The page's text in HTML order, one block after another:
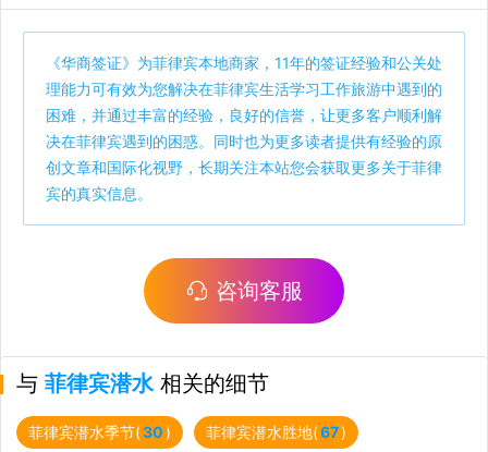
《华商签证》为菲律宾本地商家，11年的签证经验和公关处
理能力可有效为您解决在菲律宾生活学习工作旅游中遇到的
困难，并通过丰富的经验，良好的信誉，让更多客户顺利解
决在菲律宾遇到的困惑。同时也为更多读者提供有经验的原
创文章和国际化视野，长期关注本站您会获取更多关于菲律
宾的真实信息。
咨询客服
与 菲律宾潜水相关的细节
菲律宾潜水季节(30) 菲律宾潜水胜地(67)